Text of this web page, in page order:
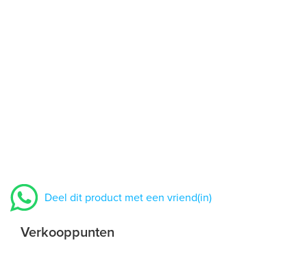
Deel dit product met een vriend(in)
Verkooppunten